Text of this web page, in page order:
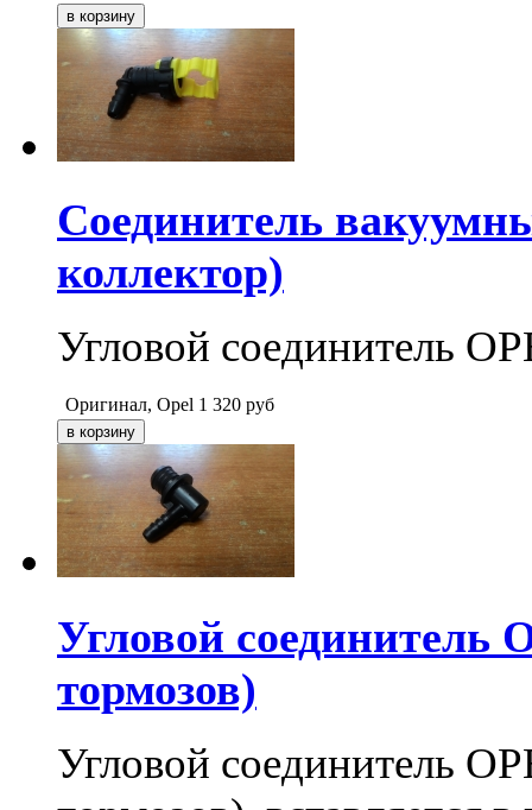
Cоединитель
коллектор)
Угловой соединитель
Оригинал, Opel 1 320 руб
Угловой соединитель
тормозов)
Угловой соединитель